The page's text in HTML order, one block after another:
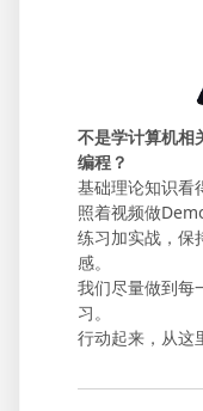
不是学计算机相
编程？
基础理论知识看
照着视频做
练习加实战，保
感。
我们尽量做到每
习。
行动起来，从这